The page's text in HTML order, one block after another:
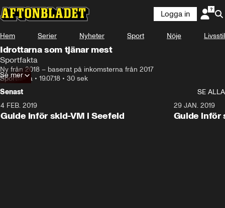
Logga in
Hem Serier Nyheter Sport Nöje Livsstil
Idrottarna som tjänar mest
Sportfakta
Ny från 2018 – baserat på inkomsterna från 2017
Sportfakta • 19.07.18 • 30 sek
Se mer
Senast
SE ALLA
4 FEB. 2019
Guide inför skid-VM i Seefeld
29 JAN. 2019
Guide inför